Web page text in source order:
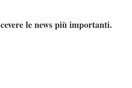
le news più importanti.